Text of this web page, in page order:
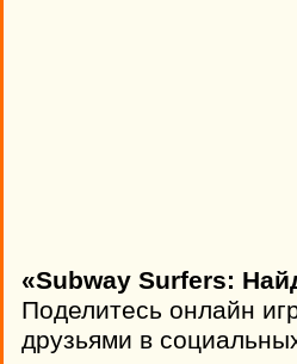
«Subway Surfers:
Поделитесь онлайн
друзьями в